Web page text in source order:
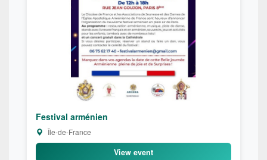
Festival arménien
Île-de-France
View event